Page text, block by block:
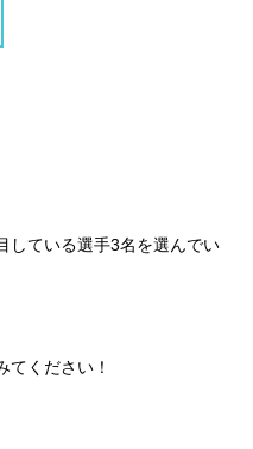
している選手3名を選んでい
てください！